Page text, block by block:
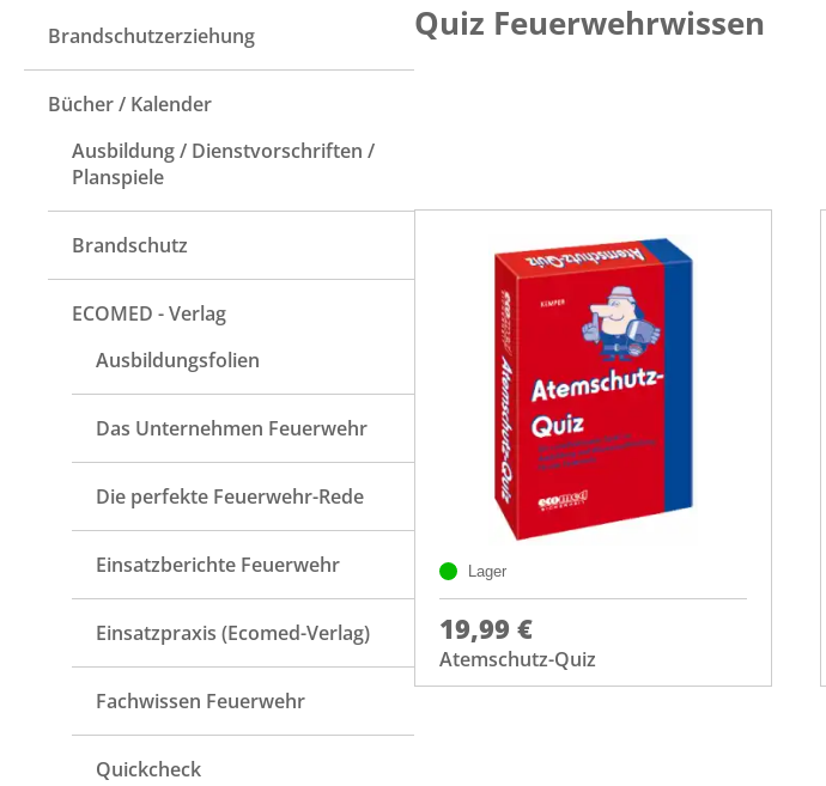
Brandschutzerziehung
Bücher / Kalender
Ausbildung / Dienstvorschriften /
Planspiele
Brandschutz
ECOMED - Verlag
Ausbildungsfolien
Das Unternehmen Feuerwehr
Die perfekte Feuerwehr-Rede
Einsatzberichte Feuerwehr
Einsatzpraxis (Ecomed-Verlag)
Fachwissen Feuerwehr
Quickcheck
Quiz Feuerwehrwissen
Lager
19,99 €
Atemschutz-Quiz